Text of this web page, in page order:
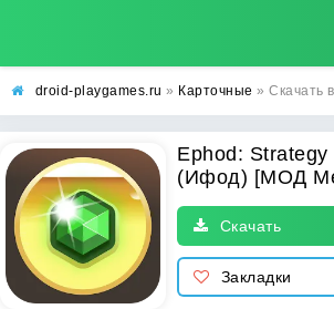
droid-playgames.ru » Карточные » Скачать взлом Ephod: Strategy
Ephod: Strategy
(Ифод) [МОД
Скачать
Закладки